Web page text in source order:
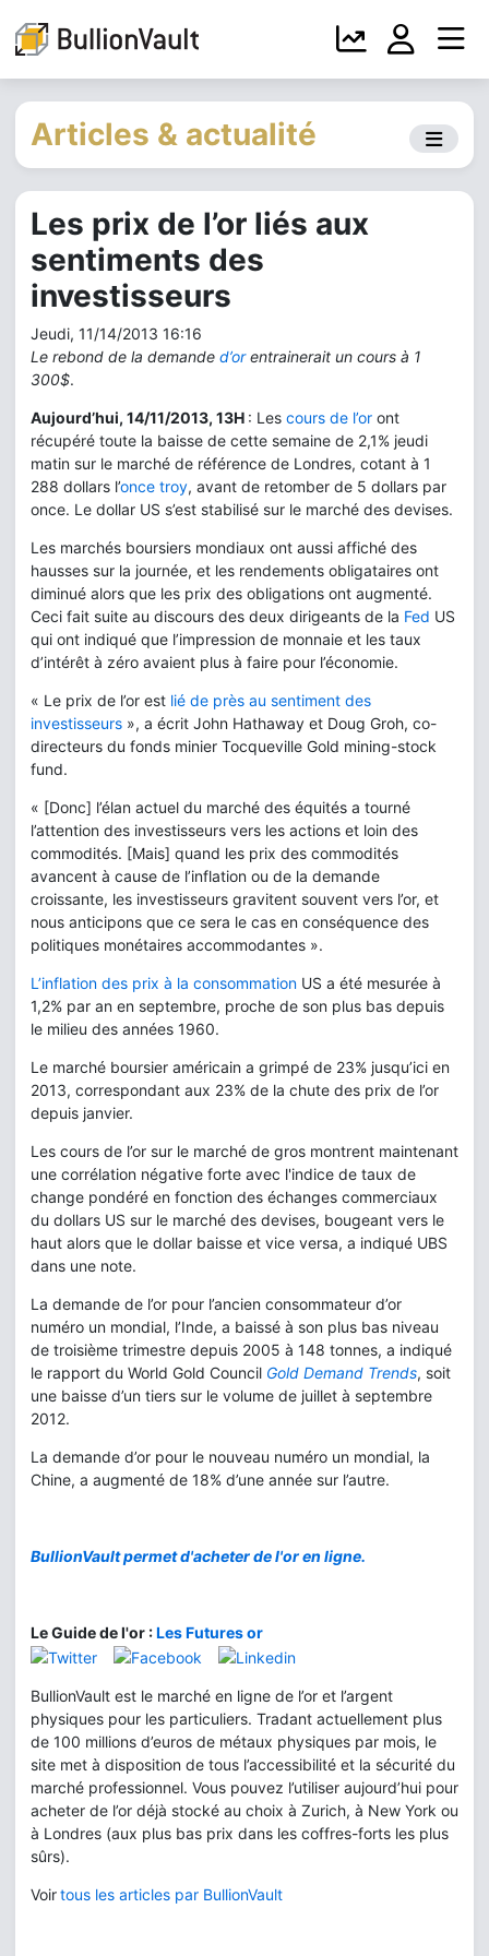
Articles & actualité
Les prix de l’or liés aux
sentiments des
investisseurs
Jeudi, 11/14/2013 16:16
Le rebond de la demande d’orentrainerait un cours à 1
300$.
Aujourd’hui, 14/11/2013, 13H : Les cours de l’or ont
récupéré toute la baisse de cette semaine de 2,1% jeudi
matin sur le marché de référence de Londres, cotant à 1
288 dollars l’once troy, avant de retomber de 5 dollars par
once. Le dollar US s’est stabilisé sur le marché des devises.
Les marchés boursiers mondiaux ont aussi affiché des
hausses sur la journée, et les rendements obligataires ont
diminué alors que les prix des obligations ont augmenté.
Ceci fait suite au discours des deux dirigeants de la Fed US
qui ont indiqué que l’impression de monnaie et les taux
d’intérêt à zéro avaient plus à faire pour l’économie.
« Le prix de l’or est lié de près au sentiment des
investisseurs », a écrit John Hathaway et Doug Groh, co-
directeurs du fonds minier Tocqueville Gold mining-stock
fund.
« [Donc] l’élan actuel du marché des équités a tourné
l’attention des investisseurs vers les actions et loin des
commodités. [Mais] quand les prix des commodités
avancent à cause de l’inflation ou de la demande
croissante, les investisseurs gravitent souvent vers l’or, et
nous anticipons que ce sera le cas en conséquence des
politiques monétaires accommodantes ».
L’inflation des prix à la consommation US a été mesurée à
1,2% par an en septembre, proche de son plus bas depuis
le milieu des années 1960.
Le marché boursier américain a grimpé de 23% jusqu’ici en
2013, correspondant aux 23% de la chute des prix de l’or
depuis janvier.
Les cours de l’or sur le marché de gros montrent maintenant
une corrélation négative forte avec l'indice de taux de
change pondéré en fonction des échanges commerciaux
du dollars US sur le marché des devises, bougeant vers le
haut alors que le dollar baisse et vice versa, a indiqué UBS
dans une note.
La demande de l’or pour l’ancien consommateur d’or
numéro un mondial, l’Inde, a baissé à son plus bas niveau
de troisième trimestre depuis 2005 à 148 tonnes, a indiqué
le rapport du World Gold Council Gold Demand Trends, soit
une baisse d’un tiers sur le volume de juillet à septembre
2012.
La demande d’or pour le nouveau numéro un mondial, la
Chine, a augmenté de 18% d’une année sur l’autre.
BullionVault permet d'acheter de l'or en ligne.
Le Guide de l'or :Les Futures or
BullionVault est le marché en ligne de l’or et l’argent
physiques pour les particuliers. Tradant actuellement plus
de 100 millions d’euros de métaux physiques par mois, le
site met à disposition de tous l’accessibilité et la sécurité du
marché professionnel. Vous pouvez l’utiliser aujourd’hui pour
acheter de l’or déjà stocké au choix à Zurich, à New York ou
à Londres (aux plus bas prix dans les coffres-forts les plus
sûrs).
Voirtous les articles par BullionVault